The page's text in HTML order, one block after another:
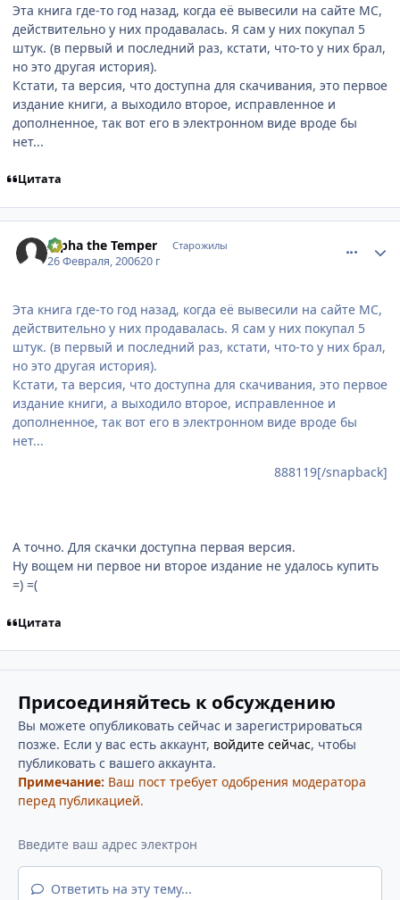
Эта книга где-то год назад, когда её вывесили на сайте МС,
действительно у них продавалась. Я сам у них покупал 5
штук. (в первый и последний раз, кстати, что-то у них брал,
но это другая история).
Кстати, та версия, что доступна для скачивания, это первое
издание книги, а выходило второе, исправленное и
дополненное, так вот его в электронном виде вроде бы
нет...
Цитата
Alpha the Temper Старожилы
26 Февраля, 200620 г
Эта книга где-то год назад, когда её вывесили на сайте МС,
действительно у них продавалась. Я сам у них покупал 5
штук. (в первый и последний раз, кстати, что-то у них брал,
но это другая история).
Кстати, та версия, что доступна для скачивания, это первое
издание книги, а выходило второе, исправленное и
дополненное, так вот его в электронном виде вроде бы
нет...
888119[/snapback]
А точно. Для скачки доступна первая версия.
Ну вощем ни первое ни второе издание не удалось купить
=) =(
Цитата
Присоединяйтесь к обсуждению
Вы можете опубликовать сейчас и зарегистрироваться
позже. Если у вас есть аккаунт, войдите сейчас, чтобы
публиковать с вашего аккаунта.
Примечание: Ваш пост требует одобрения модератора
перед публикацией.
Ответить на эту тему...